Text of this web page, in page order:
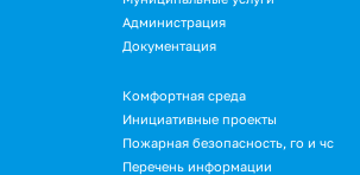
Администрация
Документация
Подвал.
Дополнительное
меню
Комфортная среда
Инициативные проекты
Пожарная безопасность, го и чс
Перечень информации